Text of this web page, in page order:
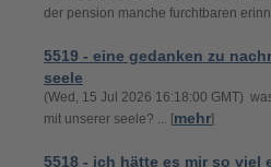
der pension manche furchtbaren
5519 - eine gedanken zu
seele
(Wed, 15 Jul 2026 16:18:00 GMT)
mit unserer seele? ... [mehr]
5518 - ich hätte es mir so viel